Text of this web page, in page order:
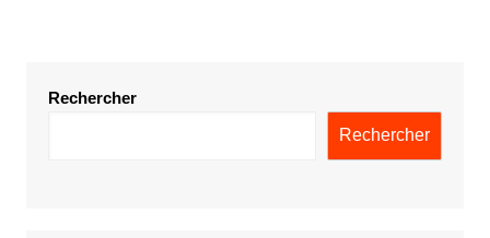
Rechercher
Rechercher